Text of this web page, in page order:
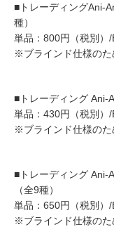
■トレーディングAni-
種）
単品：800円（税別）/
※ブラインド仕様のた
■トレーディング Ani-
単品：430円（税別）/
※ブラインド仕様のた
■トレーディング Ani-
（全9種）
単品：650円（税別）/
※ブラインド仕様のた